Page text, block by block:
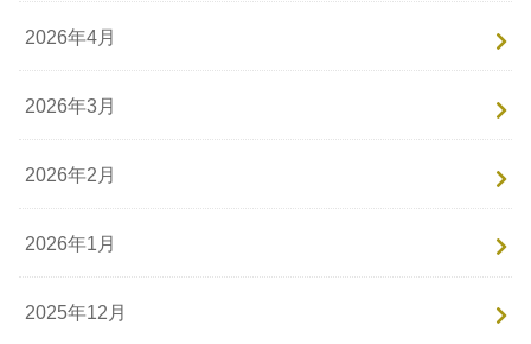
2026年4月
2026年3月
2026年2月
2026年1月
2025年12月